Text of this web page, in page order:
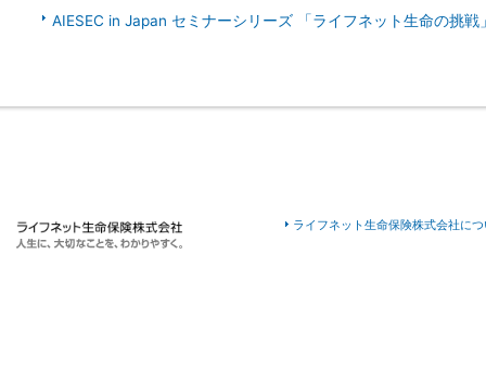
AIESEC in Japan セミナーシリーズ 「ライフネット生命の挑戦
ライフネット生命保険株式会社に